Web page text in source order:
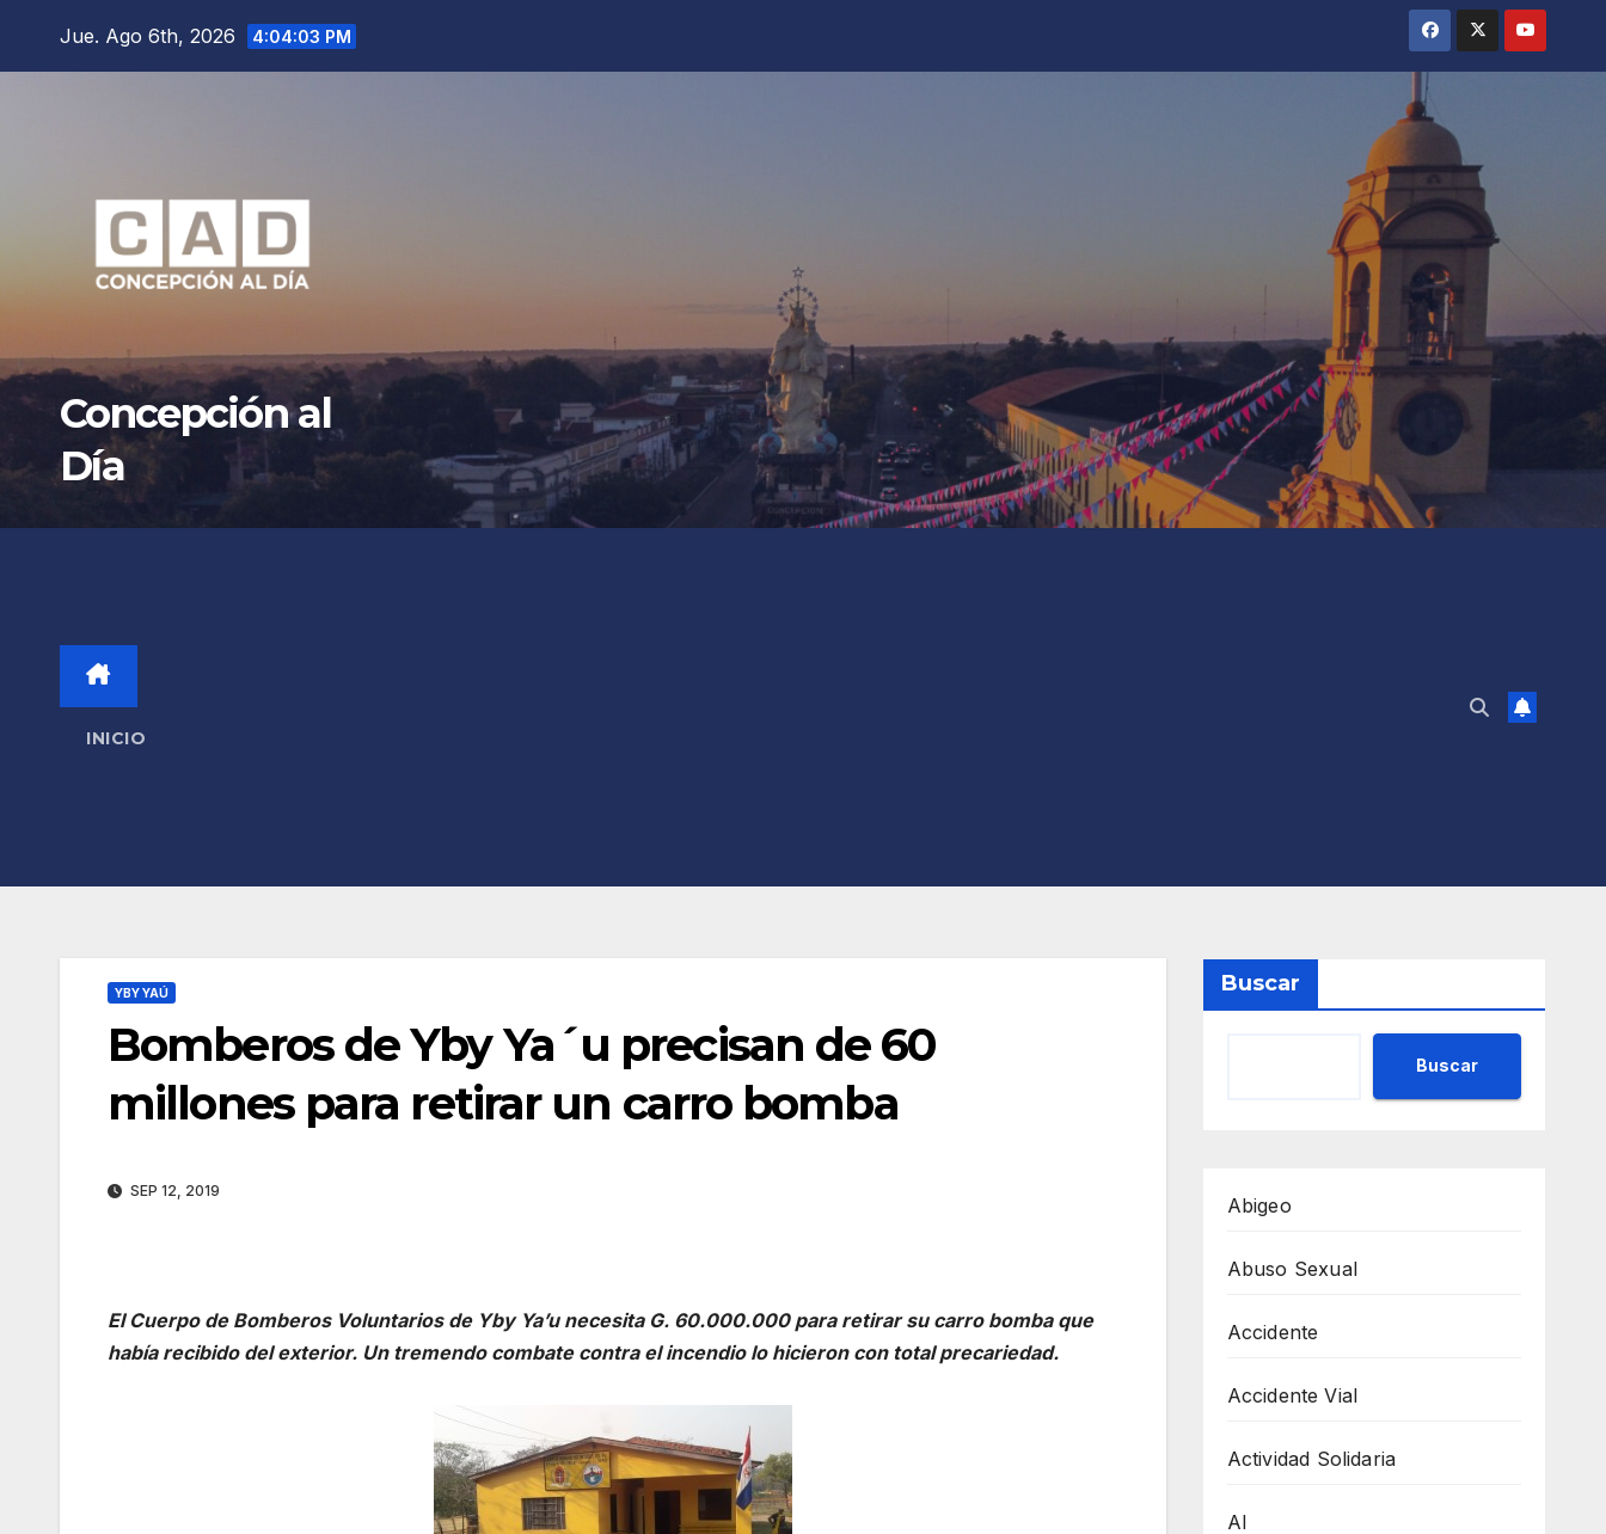
Jue. Ago 6th, 2026 4:04:05 PM
Concepción al
Día
INICIO
YBY YAÚ
Bomberos de Yby Ya´u precisan de 60
millones para retirar un carro bomba
SEP 12, 2019
El Cuerpo de Bomberos Voluntarios de Yby Ya’u necesita G. 60.000.000 para retirar su carro bomba que
había recibido del exterior. Un tremendo combate contra el incendio lo hicieron con total precariedad.
Buscar
Buscar
Abigeo
Abuso Sexual
Accidente
Accidente Vial
Actividad Solidaria
AI